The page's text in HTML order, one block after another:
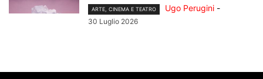
ARTE, CINEMA E TEATRO Ugo Perugini -
30 Luglio 2026